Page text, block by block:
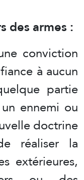
des armes :
conviction
à aucun
partie
ennemi ou
doctrine
réaliser la
extérieures,